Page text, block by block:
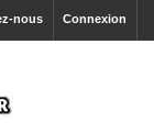
Connexion
nous